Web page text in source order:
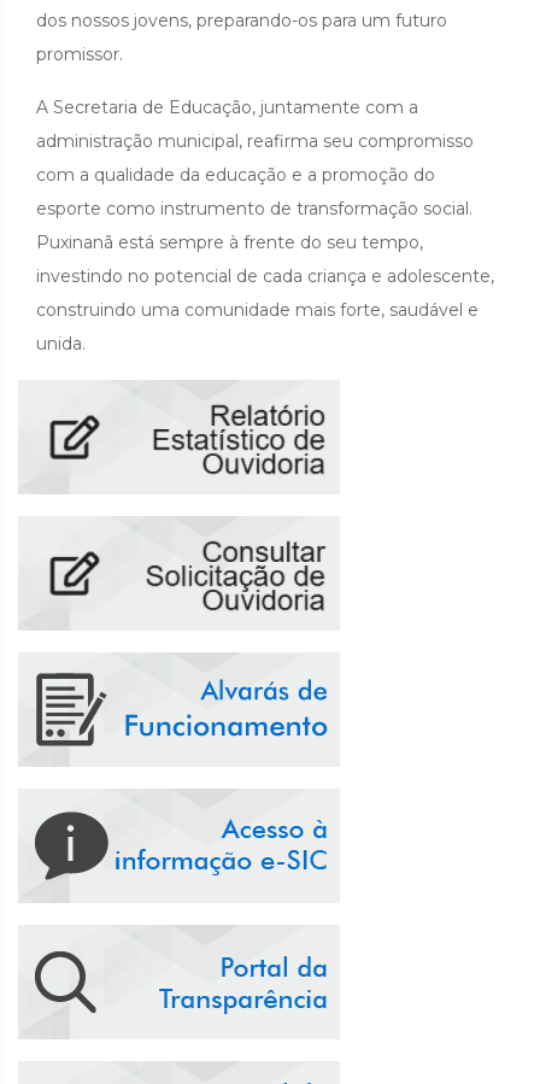
dos nossos jovens, preparando-os para um futuro
promissor.
A Secretaria de Educação, juntamente com a
administração municipal, reafirma seu compromisso
com a qualidade da educação e a promoção do
esporte como instrumento de transformação social.
Puxinanã está sempre à frente do seu tempo,
investindo no potencial de cada criança e adolescente,
construindo uma comunidade mais forte, saudável e
unida.